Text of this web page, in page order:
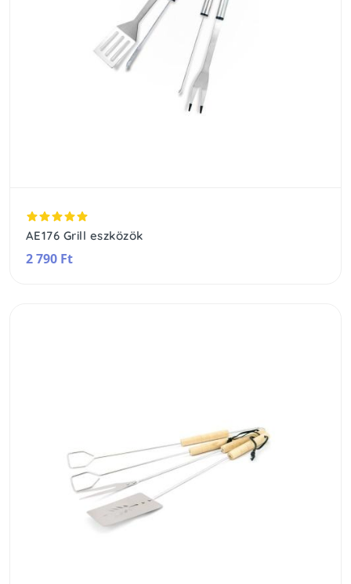
AE176 Grill eszközök
2 790 Ft